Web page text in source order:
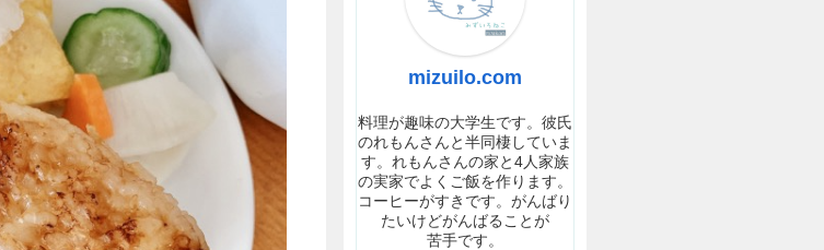
mizuilo.com
料理が趣味の大学生です。彼氏
のれもんさんと半同棲していま
す。れもんさんの家と4人家族
の実家でよくご飯を作ります。
コーヒーがすきです。がんばり
たいけどがんばることが
苦手です。